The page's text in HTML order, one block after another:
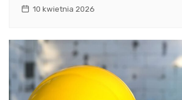
10 kwietnia 2026